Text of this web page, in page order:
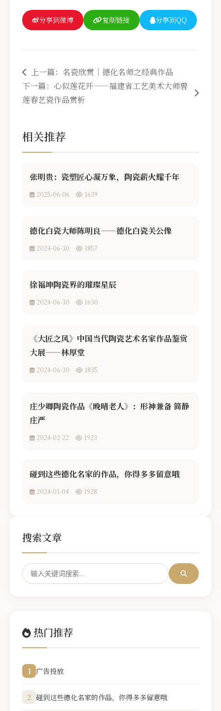
分享到微博 复制链接 分享到QQ
上一篇：名瓷欣赏｜德化名师之经典作品
下一篇：心似莲花开——福建省工艺美术大师曾
莲春艺瓷作品赏析
相关推荐
张明贵：瓷塑匠心凝万象，陶瓷薪火耀千年
2025-06-06 1639
德化白瓷大师陈明良——德化白瓷关公像
2024-06-30 1857
徐福坤陶瓷界的璀璨星辰
2024-06-30 1630
《大匠之风》中国当代陶瓷艺术名家作品鉴赏
大展——林厚堂
2024-06-30 1835
庄少卿陶瓷作品《晚晴老人》：形神兼备 简静
庄严
2024-02-22 1923
碰到这些德化名家的作品，你得多多留意哦
2024-01-04 1928
搜索文章
热门推荐
1 广告投放
2 碰到这些德化名家的作品，你得多多留意哦